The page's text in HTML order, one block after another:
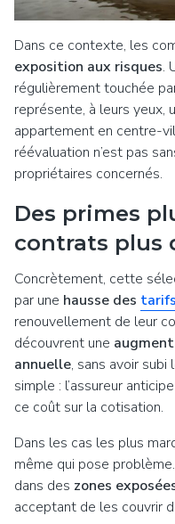
Dans ce contexte, les
exposition aux risques.
régulièrement touchée
représente, à leurs yeux,
appartement en centre-
réévaluation n’est pas
propriétaires concernés.
Des primes
contrats plus
Concrètement, cette
par une hausse des
renouvellement de leur
découvrent une
annuelle, sans avoir
simple : l’assureur
ce coût sur la cotisation.
Dans les cas les plus
même qui pose
dans des zones
acceptant de les couvrir